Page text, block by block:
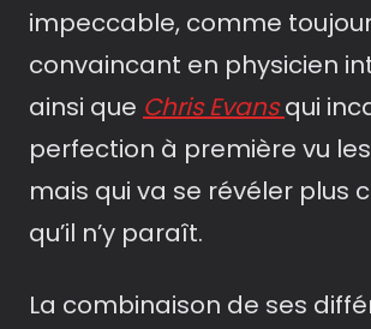
impeccable, comme
convaincant en physicien
ainsi que Chris Evansqui
perfection à première vu
mais qui va se révéler plus
qu’il n’y paraît.
La combinaison de ses